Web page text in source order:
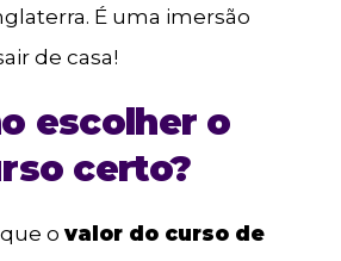
É uma imersão
de casa!
escolher o
certo?
o valor do curso de